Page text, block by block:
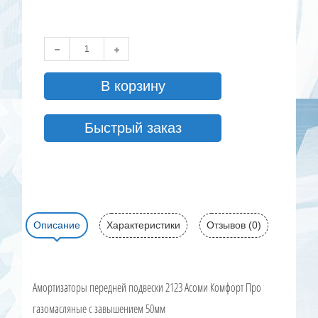
В корзину
Быстрый заказ
Описание Характеристики Отзывов (0)
Амортизаторы передней подвески 2123 Асоми Комфорт Про
газомасляные с завышением 50мм